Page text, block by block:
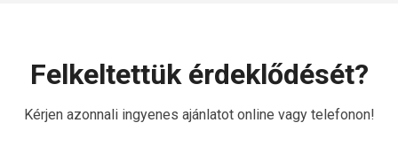
Felkeltettük érdeklődését?
Kérjen azonnali ingyenes ajánlatot online vagy telefonon!